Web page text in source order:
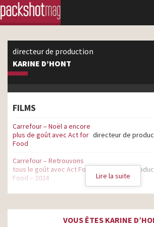
directeur de production
KARINE D’HONT
FILMS
Carrefour – Noël a encore
plus de goût avec Act for
Food
directeur de
Carrefour – Retrouvons
tous le goût avec Act For
Food – 2024
directeur de
Midas – Diagnostic
croisés
Lire la suite
VOUS ÊTES KARINE